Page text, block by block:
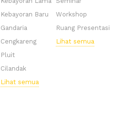
Kebayoran Baru
Gandaria
Cengkareng
Pluit
Cilandak
Lihat semua
Workshop
Ruang Presentasi
Lihat semua